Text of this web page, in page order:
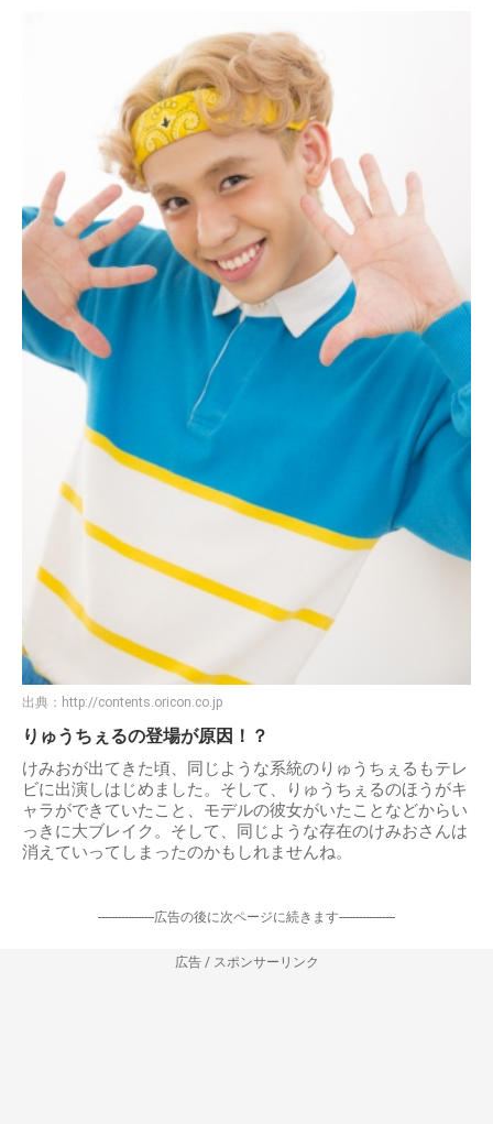
出典： http://contents.oricon.co.jp
りゅうちぇるの登場が原因！？
けみおが出てきた頃、同じような系統のりゅうちぇるもテレ
ビに出演しはじめました。そして、りゅうちぇるのほうがキ
ャラができていたこと、モデルの彼女がいたことなどからい
っきに大ブレイク。そして、同じような存在のけみおさんは
消えていってしまったのかもしれませんね。
-----------------広告の後に次ページに続きます-----------------
広告 / スポンサーリンク